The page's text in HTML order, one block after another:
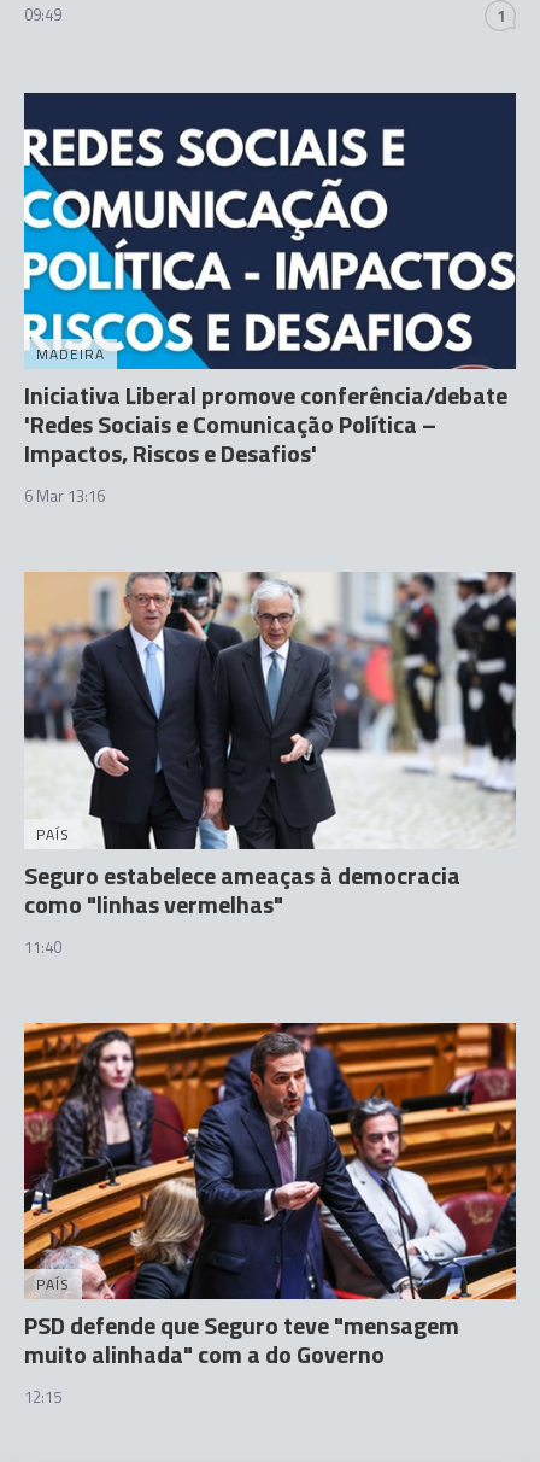
09:49 1
MADEIRA
Iniciativa Liberal promove conferência/debate
'Redes Sociais e Comunicação Política –
Impactos, Riscos e Desafios'
6 Mar 13:16
PAÍS
Seguro estabelece ameaças à democracia
como "linhas vermelhas"
11:40
PAÍS
PSD defende que Seguro teve "mensagem
muito alinhada" com a do Governo
12:15